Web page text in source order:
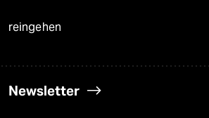
reingehen
Newsletter